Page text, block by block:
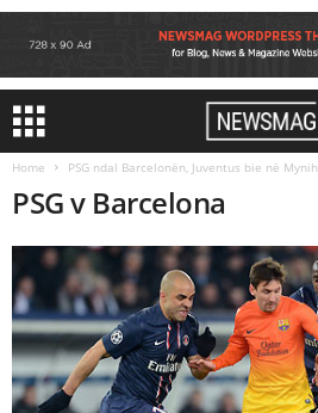
Home PSG ndal Barcelonën, Juventus bie në Mynih
PSG v Barcelona